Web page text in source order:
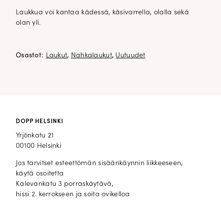
Laukkua voi kantaa kädessä, käsivarrella, olalla sekä
olan yli.
Osastot: Laukut, Nahkalaukut, Uutuudet
DOPP HELSINKI
Yrjönkatu 21
00100 Helsinki
Jos tarvitset esteettömän sisäänkäynnin liikkeeseen,
käytä osoitetta
Kalevankatu 3 porraskäytävä,
hissi 2. kerrokseen ja soita ovikelloa